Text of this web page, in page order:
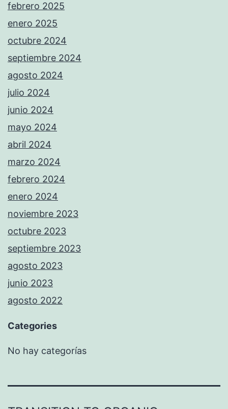
febrero 2025
enero 2025
octubre 2024
septiembre 2024
agosto 2024
julio 2024
junio 2024
mayo 2024
abril 2024
marzo 2024
febrero 2024
enero 2024
noviembre 2023
octubre 2023
septiembre 2023
agosto 2023
junio 2023
agosto 2022
Categories
No hay categorías